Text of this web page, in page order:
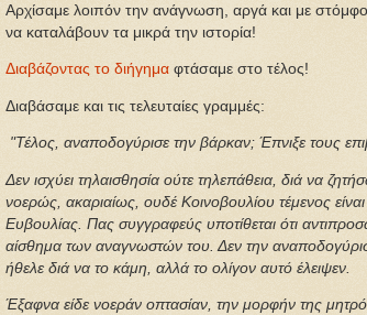
Αρχίσαμε λοιπόν την ανάγνωση, αργά και με
να καταλάβουν τα μικρά την ιστορία!
Διαβάζοντας το διήγημα φτάσαμε στο τέλος!
Διαβάσαμε και τις τελευταίες γραμμές:
"Τέλος, αναποδογύρισε την βάρκαν; Έπνιξε τους
Δεν ισχύει τηλαισθησία ούτε τηλεπάθεια, διά να
νοερώς, ακαριαίως, ουδέ Κοινοβουλίου τέμενος
Ευβουλίας. Πας συγγραφεύς υποτίθεται ότι
αίσθημα των αναγνωστών του. Δεν την
ήθελε διά να το κάμη, αλλά το ολίγον αυτό έλειψεν.
Έξαφνα είδε νοεράν οπτασίαν, την μορφήν της